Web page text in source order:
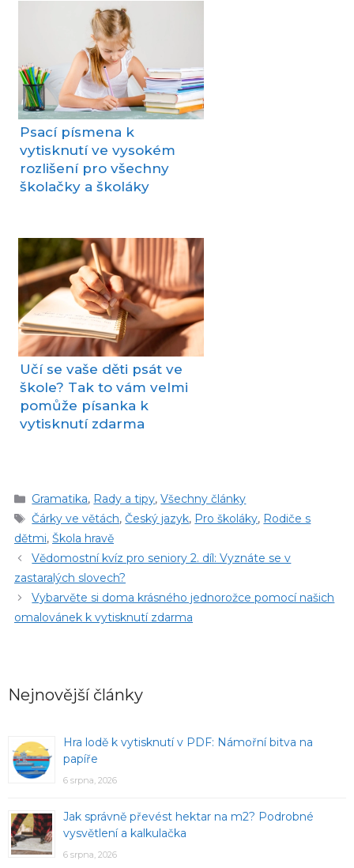
Psací písmena k
vytisknutí ve vysokém
rozlišení pro všechny
školačky a školáky
Učí se vaše děti psát ve
škole? Tak to vám velmi
pomůže písanka k
vytisknutí zdarma
Rubriky
Gramatika, Rady a tipy,Všechny články
Štítky
Čárky ve větách,Český jazyk, Pro školáky, Rodiče s
dětmi, Škola hravě
Vědomostní kvíz pro seniory 2. díl: Vyznáte se v
zastaralých slovech?
Vybarvěte si doma krásného jednorožce pomocí našich
omalovánek k vytisknutí zdarma
Nejnovější články
Hra lodě k vytisknutí v PDF: Námořní bitva na
papíře
6 srpna, 2026
Jak správně převést hektar na m2? Podrobné
vysvětlení a kalkulačka
6 srpna, 2026